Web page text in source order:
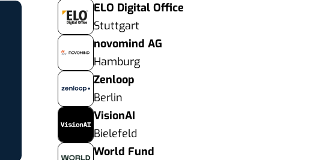
ELO Digital Office
Stuttgart
novomind AG
Hamburg
Zenloop
Berlin
VisionAI
Bielefeld
World Fund